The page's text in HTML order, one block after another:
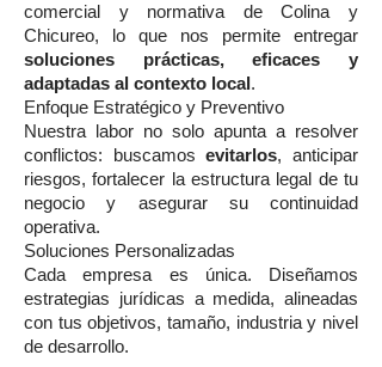
comercial y normativa de Colina y
Chicureo, lo que nos permite entregar
soluciones prácticas, eficaces y
adaptadas al contexto local .
Enfoque Estratégico y Preventivo
Nuestra labor no solo apunta a resolver
conflictos: buscamosevitarlos, anticipar
riesgos, fortalecer la estructura legal de tu
negocio y asegurar su continuidad
operativa.
Soluciones Personalizadas
Cada empresa es única. Diseñamos
estrategias jurídicas a medida, alineadas
con tus objetivos, tamaño, industria y nivel
de desarrollo.